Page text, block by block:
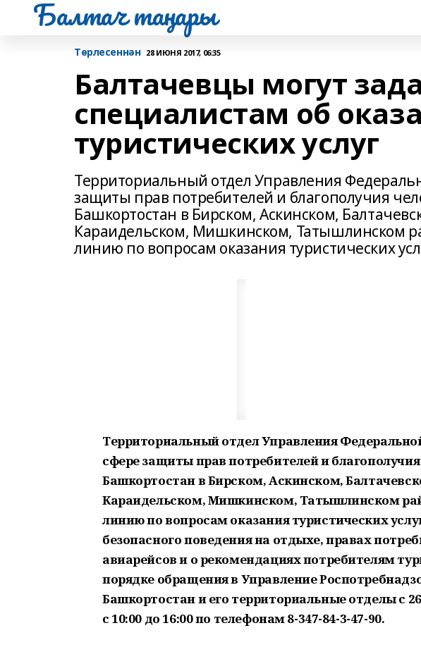
Балтач таңнары
Tөрлесеннән 28 ИЮНЯ 2017, 06:35
Балтачевцы могут
специалистам об
туристических услуг
Территориальный отдел Управления
защиты прав потребителей и благополучия
Башкортостан в Бирском, Аскинском,
Караидельском, Мишкинском, Татышлинском
линию по вопросам оказания туристических
Территориальный отдел Управления
сфере защиты прав потребителей и
Башкортостан в Бирском, Аскинском,
Караидельском, Мишкинском, Татышлинском
линию по вопросам оказания туристических
безопасного поведения на отдыхе, правах
авиарейсов и о рекомендациях потребителям
порядке обращения в Управление
Башкортостан и его территориальные отделы с
с 10:00 до 16:00 по телефонам 8-347-84-3-47-90.